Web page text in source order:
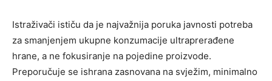
Istraživači ističu da je najvažnija poruka javnosti potreba
za smanjenjem ukupne konzumacije ultraprerađene
hrane, a ne fokusiranje na pojedine proizvode.
Preporučuje se ishrana zasnovana na svježim, minimalno